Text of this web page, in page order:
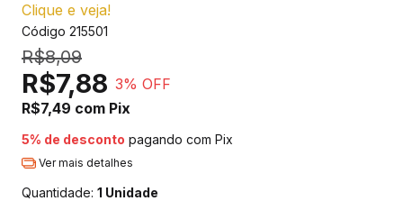
Clique e veja!
Código 215501
R$8,09
R$7,88 3% OFF
R$7,49 com Pix
5% de desconto pagando com Pix
Ver mais detalhes
Quantidade: 1 Unidade